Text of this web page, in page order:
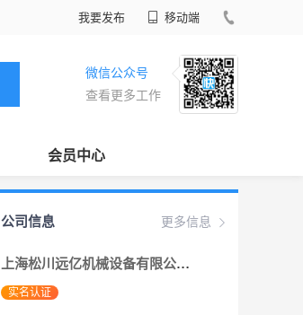
我要发布 移动端
微信公众号
查看更多工作
会员中心
更多信息
公司信息
上海松川远亿机械设备有限公司
实名认证